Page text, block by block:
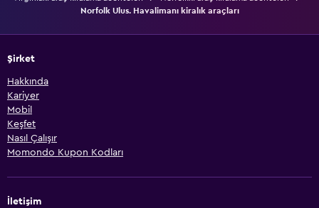
Norfolk Ulus. Havalimanı kiralık araçları
Şirket
Hakkında
Kariyer
Mobil
Keşfet
Nasıl Çalışır
Momondo Kupon Kodları
İletişim